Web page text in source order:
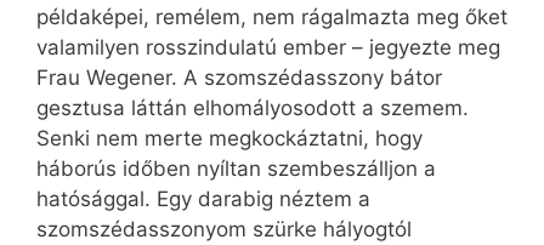
példaképei, remélem, nem rágalmazta meg őket
valamilyen rosszindulatú ember – jegyezte meg
Frau Wegener. A szomszédasszony bátor
gesztusa láttán elhomályosodott a szemem.
Senki nem merte megkockáztatni, hogy
háborús időben nyíltan szembeszálljon a
hatósággal. Egy darabig néztem a
szomszédasszonyom szürke hályogtól